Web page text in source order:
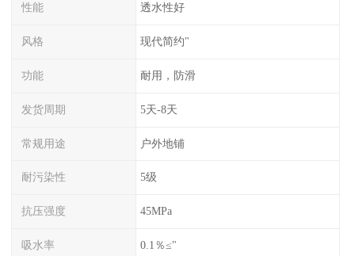
性能 透水性好
风格 现代简约"
功能 耐用，防滑
发货周期 5天-8天
常规用途 户外地铺
耐污染性 5级
抗压强度 45MPa
吸水率 0.1％≤"